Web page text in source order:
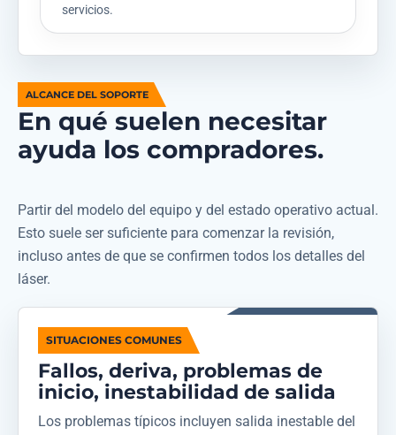
servicios.
ALCANCE DEL SOPORTE
En qué suelen necesitar
ayuda los compradores.
Partir del modelo del equipo y del estado operativo actual.
Esto suele ser suficiente para comenzar la revisión,
incluso antes de que se confirmen todos los detalles del
láser.
SITUACIONES COMUNES
Fallos, deriva, problemas de
inicio, inestabilidad de salida
Los problemas típicos incluyen salida inestable del